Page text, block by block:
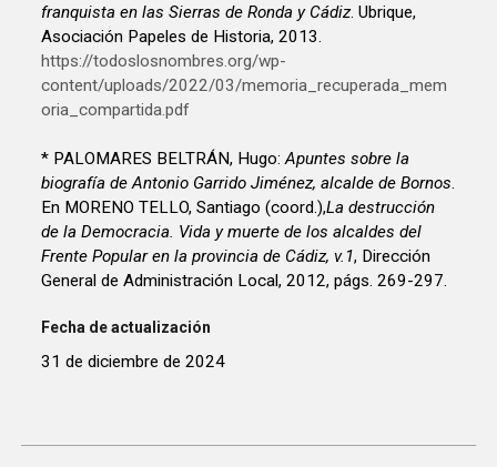
franquista en las Sierras de Ronda y Cádiz. Ubrique,
Asociación Papeles de Historia, 2013.
https://todoslosnombres.org/wp-
content/uploads/2022/03/memoria_recuperada_mem
oria_compartida.pdf
* PALOMARES BELTRÁN, Hugo:Apuntes sobre la
biografía de Antonio Garrido Jiménez, alcalde de Bornos.
En MORENO TELLO, Santiago (coord.),La destrucción
de la Democracia. Vida y muerte de los alcaldes del
Frente Popular en la provincia de Cádiz, v.1, Dirección
General de Administración Local, 2012, págs. 269-297.
Fecha de actualización
31 de diciembre de 2024